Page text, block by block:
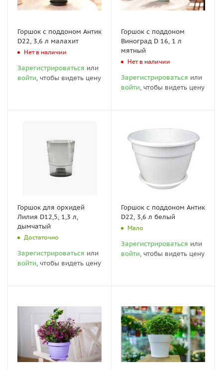
Горшок с поддоном Антик
D22, 3,6 л малахит
Нет в наличии
Зарегистрироваться или
войти, чтобы видеть цену
Горшок с поддоном
Виноград D 16, 1 л
мятный
Нет в наличии
Зарегистрироваться или
войти, чтобы видеть цену
Горшок для орхидей
Лилия D12,5, 1,3 л,
дымчатый
Достаточно
Зарегистрироваться или
войти, чтобы видеть цену
Горшок с поддоном Антик
D22, 3,6 л белый
Мало
Зарегистрироваться или
войти, чтобы видеть цену